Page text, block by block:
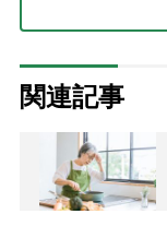
関連記事